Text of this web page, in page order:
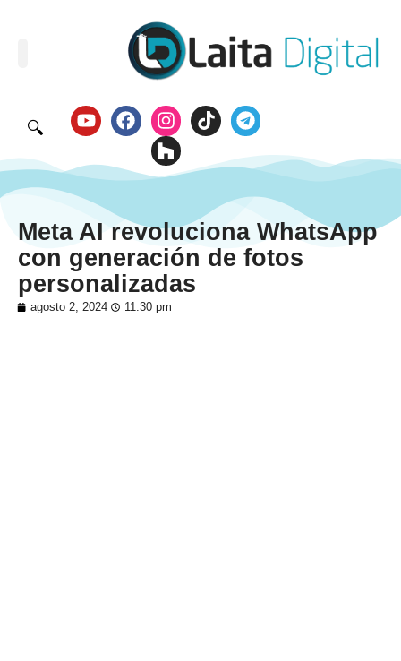
🔍
Meta AI revoluciona WhatsApp
con generación de fotos
personalizadas
agosto 2, 2024 11:30 pm